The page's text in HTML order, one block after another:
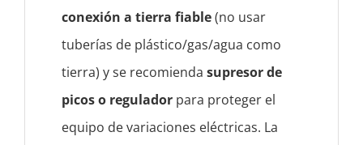
conexión a tierra fiable(no usar
tuberías de plástico/gas/agua como
tierra) y se recomiendasupresor de
picos o regulador para proteger el
equipo de variaciones eléctricas. La